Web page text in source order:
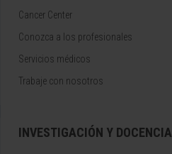
Cancer Center
Conozca a los profesionales
Servicios médicos
Trabaje con nosotros
INVESTIGACIÓN Y DOCENCIA